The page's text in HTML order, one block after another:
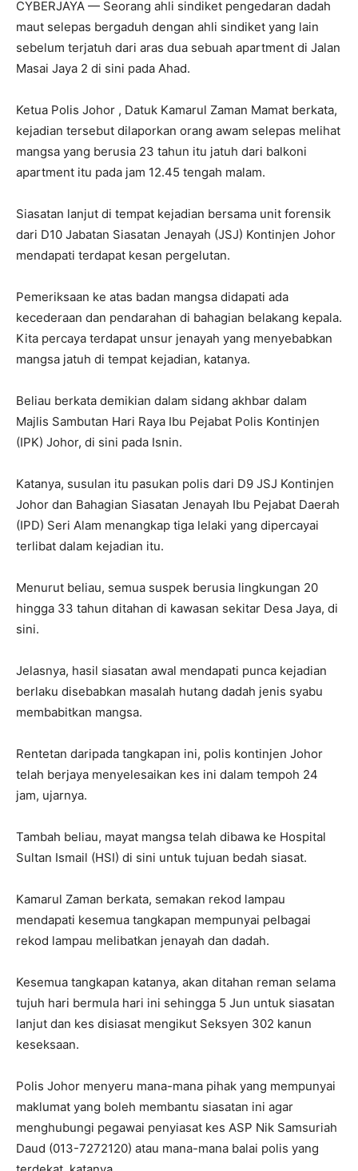
CYBERJAYA — Seorang ahli sindiket pengedaran dadah
maut selepas bergaduh dengan ahli sindiket yang lain
sebelum terjatuh dari aras dua sebuah apartment di Jalan
Masai Jaya 2 di sini pada Ahad.
Ketua Polis Johor , Datuk Kamarul Zaman Mamat berkata,
kejadian tersebut dilaporkan orang awam selepas melihat
mangsa yang berusia 23 tahun itu jatuh dari balkoni
apartment itu pada jam 12.45 tengah malam.
Siasatan lanjut di tempat kejadian bersama unit forensik
dari D10 Jabatan Siasatan Jenayah (JSJ) Kontinjen Johor
mendapati terdapat kesan pergelutan.
Pemeriksaan ke atas badan mangsa didapati ada
kecederaan dan pendarahan di bahagian belakang kepala.
Kita percaya terdapat unsur jenayah yang menyebabkan
mangsa jatuh di tempat kejadian, katanya.
Beliau berkata demikian dalam sidang akhbar dalam
Majlis Sambutan Hari Raya Ibu Pejabat Polis Kontinjen
(IPK) Johor, di sini pada Isnin.
Katanya, susulan itu pasukan polis dari D9 JSJ Kontinjen
Johor dan Bahagian Siasatan Jenayah Ibu Pejabat Daerah
(IPD) Seri Alam menangkap tiga lelaki yang dipercayai
terlibat dalam kejadian itu.
Menurut beliau, semua suspek berusia lingkungan 20
hingga 33 tahun ditahan di kawasan sekitar Desa Jaya, di
sini.
Jelasnya, hasil siasatan awal mendapati punca kejadian
berlaku disebabkan masalah hutang dadah jenis syabu
membabitkan mangsa.
Rentetan daripada tangkapan ini, polis kontinjen Johor
telah berjaya menyelesaikan kes ini dalam tempoh 24
jam, ujarnya.
Tambah beliau, mayat mangsa telah dibawa ke Hospital
Sultan Ismail (HSI) di sini untuk tujuan bedah siasat.
Kamarul Zaman berkata, semakan rekod lampau
mendapati kesemua tangkapan mempunyai pelbagai
rekod lampau melibatkan jenayah dan dadah.
Kesemua tangkapan katanya, akan ditahan reman selama
tujuh hari bermula hari ini sehingga 5 Jun untuk siasatan
lanjut dan kes disiasat mengikut Seksyen 302 kanun
keseksaan.
Polis Johor menyeru mana-mana pihak yang mempunyai
maklumat yang boleh membantu siasatan ini agar
menghubungi pegawai penyiasat kes ASP Nik Samsuriah
Daud (013-7272120) atau mana-mana balai polis yang